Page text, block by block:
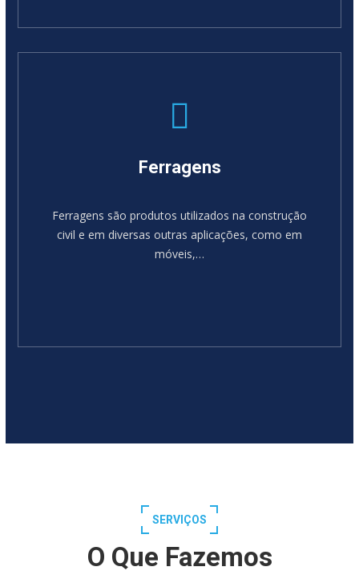
Ferragens
Ferragens são produtos utilizados na construção
civil e em diversas outras aplicações, como em
móveis,…
SERVIÇOS
O Que Fazemos